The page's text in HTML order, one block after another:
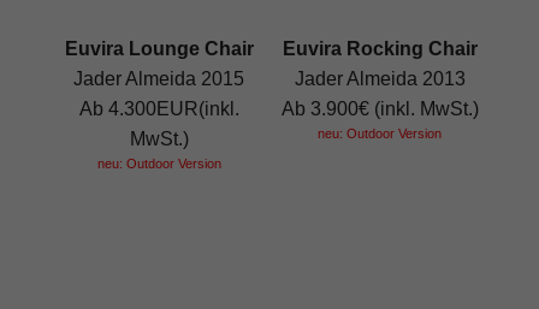
Euvira Lounge Chair
Jader Almeida 2015
Ab 4.300EUR(inkl.
MwSt.)
neu: Outdoor Version
Euvira Rocking Chair
Jader Almeida 2013
Ab 3.900€ (inkl. MwSt.)
neu: Outdoor Version